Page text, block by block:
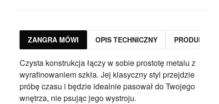
ZANGRA MÓWI OPIS TECHNICZNY PRODUKTY
Czysta konstrukcja łączy w sobie prostotę metalu z
wyrafinowaniem szkła. Jej klasyczny styl przejdzie
próbę czasu i będzie idealnie pasował do Twojego
wnętrza, nie psując jego wystroju.